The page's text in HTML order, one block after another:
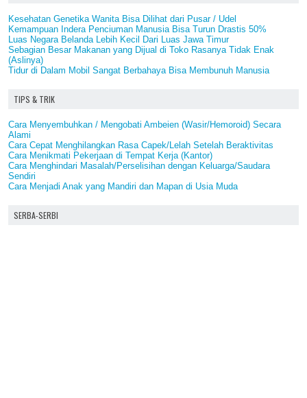
Kesehatan Genetika Wanita Bisa Dilihat dari Pusar / Udel
Kemampuan Indera Penciuman Manusia Bisa Turun Drastis 50%
Luas Negara Belanda Lebih Kecil Dari Luas Jawa Timur
Sebagian Besar Makanan yang Dijual di Toko Rasanya Tidak Enak
(Aslinya)
Tidur di Dalam Mobil Sangat Berbahaya Bisa Membunuh Manusia
TIPS & TRIK
Cara Menyembuhkan / Mengobati Ambeien (Wasir/Hemoroid) Secara
Alami
Cara Cepat Menghilangkan Rasa Capek/Lelah Setelah Beraktivitas
Cara Menikmati Pekerjaan di Tempat Kerja (Kantor)
Cara Menghindari Masalah/Perselisihan dengan Keluarga/Saudara
Sendiri
Cara Menjadi Anak yang Mandiri dan Mapan di Usia Muda
SERBA-SERBI